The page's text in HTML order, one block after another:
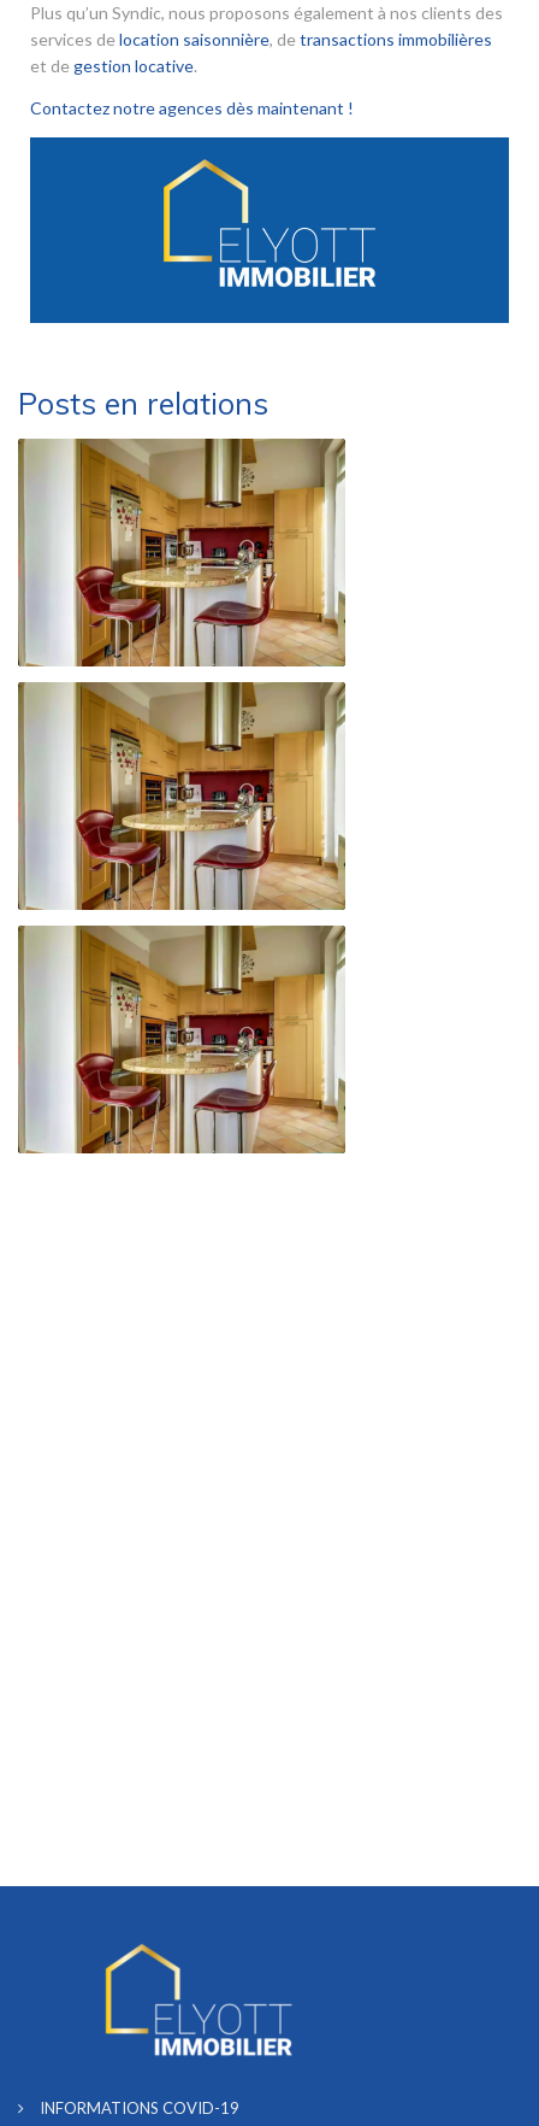
Plus qu’un Syndic, nous proposons également à nos clients des
services de location saisonnière, de transactions immobilières
et de gestion locative.
Contactez notre agences dès maintenant !
Posts en relations
INFORMATIONS COVID-19